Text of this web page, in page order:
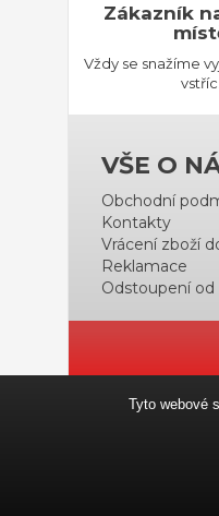
Zákazník
Vždy se snažíme
vstříc.
VŠE O
Obchodní
Kontakty
Vrácení zboží
Reklamace
Odstoupení
Tyto webové